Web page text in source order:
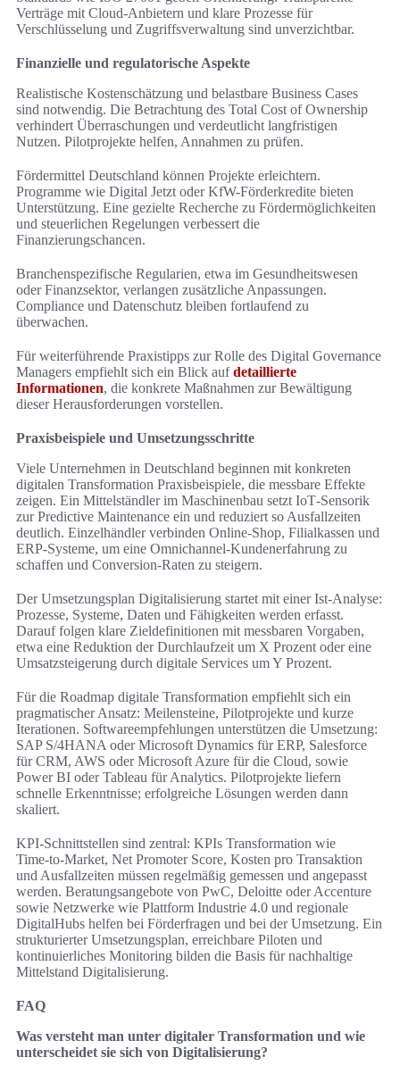
Verträge mit Cloud-Anbietern und klare Prozesse für
Verschlüsselung und Zugriffsverwaltung sind unverzichtbar.
Finanzielle und regulatorische Aspekte
Realistische Kostenschätzung und belastbare Business Cases
sind notwendig. Die Betrachtung des Total Cost of Ownership
verhindert Überraschungen und verdeutlicht langfristigen
Nutzen. Pilotprojekte helfen, Annahmen zu prüfen.
Fördermittel Deutschland können Projekte erleichtern.
Programme wie Digital Jetzt oder KfW-Förderkredite bieten
Unterstützung. Eine gezielte Recherche zu Fördermöglichkeiten
und steuerlichen Regelungen verbessert die
Finanzierungschancen.
Branchenspezifische Regularien, etwa im Gesundheitswesen
oder Finanzsektor, verlangen zusätzliche Anpassungen.
Compliance und Datenschutz bleiben fortlaufend zu
überwachen.
Für weiterführende Praxistipps zur Rolle des Digital Governance
Managers empfiehlt sich ein Blick aufdetaillierte
Informationen, die konkrete Maßnahmen zur Bewältigung
dieser Herausforderungen vorstellen.
Praxisbeispiele und Umsetzungsschritte
Viele Unternehmen in Deutschland beginnen mit konkreten
digitalen Transformation Praxisbeispiele, die messbare Effekte
zeigen. Ein Mittelständler im Maschinenbau setzt IoT‑Sensorik
zur Predictive Maintenance ein und reduziert so Ausfallzeiten
deutlich. Einzelhändler verbinden Online-Shop, Filialkassen und
ERP-Systeme, um eine Omnichannel‑Kundenerfahrung zu
schaffen und Conversion‑Raten zu steigern.
Der Umsetzungsplan Digitalisierung startet mit einer Ist‑Analyse:
Prozesse, Systeme, Daten und Fähigkeiten werden erfasst.
Darauf folgen klare Zieldefinitionen mit messbaren Vorgaben,
etwa eine Reduktion der Durchlaufzeit um X Prozent oder eine
Umsatzsteigerung durch digitale Services um Y Prozent.
Für die Roadmap digitale Transformation empfiehlt sich ein
pragmatischer Ansatz: Meilensteine, Pilotprojekte und kurze
Iterationen. Softwareempfehlungen unterstützen die Umsetzung:
SAP S/4HANA oder Microsoft Dynamics für ERP, Salesforce
für CRM, AWS oder Microsoft Azure für die Cloud, sowie
Power BI oder Tableau für Analytics. Pilotprojekte liefern
schnelle Erkenntnisse; erfolgreiche Lösungen werden dann
skaliert.
KPI‑Schnittstellen sind zentral: KPIs Transformation wie
Time‑to‑Market, Net Promoter Score, Kosten pro Transaktion
und Ausfallzeiten müssen regelmäßig gemessen und angepasst
werden. Beratungsangebote von PwC, Deloitte oder Accenture
sowie Netzwerke wie Plattform Industrie 4.0 und regionale
DigitalHubs helfen bei Förderfragen und bei der Umsetzung. Ein
strukturierter Umsetzungsplan, erreichbare Piloten und
kontinuierliches Monitoring bilden die Basis für nachhaltige
Mittelstand Digitalisierung.
FAQ
Was versteht man unter digitaler Transformation und wie
unterscheidet sie sich von Digitalisierung?